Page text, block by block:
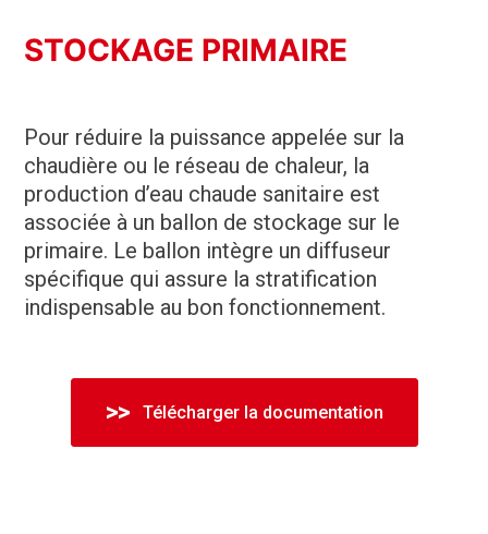
STOCKAGE PRIMAIRE
Pour réduire la puissance appelée sur la
chaudière ou le réseau de chaleur, la
production d’eau chaude sanitaire est
associée à un ballon de stockage sur le
primaire. Le ballon intègre un diffuseur
spécifique qui assure la stratification
indispensable au bon fonctionnement.
Télécharger la documentation